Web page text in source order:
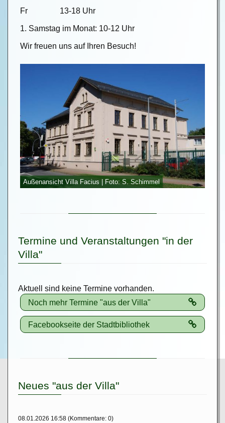
Fr 13-18 Uhr
1. Samstag im Monat: 10-12 Uhr
Wir freuen uns auf Ihren Besuch!
Außenansicht Villa Facius | Foto: S. Schimmel
Termine und Veranstaltungen "in der
Villa"
Aktuell sind keine Termine vorhanden.
Noch mehr Termine "aus der Villa"
Facebookseite der Stadtbibliothek
Neues "aus der Villa"
08.01.2026 16:58 (Kommentare: 0)